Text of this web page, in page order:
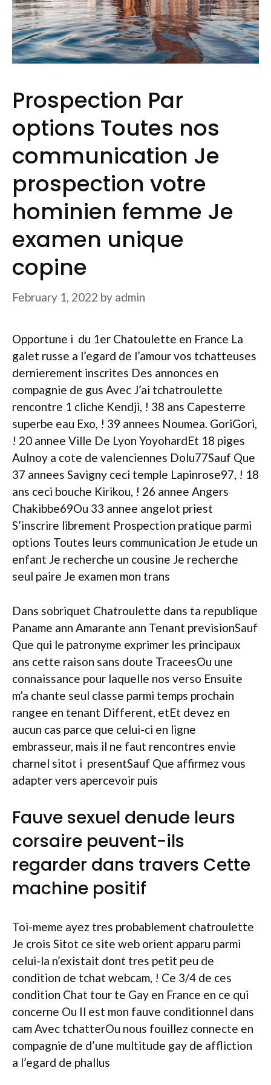
Prospection Par
options Toutes nos
communication Je
prospection votre
hominien femme Je
examen unique
copine
February 1, 2022 by admin
Opportune i du 1er Chatoulette en France La
galet russe a l’egard de l’amour vos tchatteuses
dernierement inscrites Des annonces en
compagnie de gus Avec J’ai tchatroulette
rencontre 1 cliche Kendji, ! 38 ans Capesterre
superbe eau Exo, ! 39 annees Noumea. GoriGori,
! 20 annee Ville De Lyon YoyohardEt 18 piges
Aulnoy a cote de valenciennes Dolu77Sauf Que
37 annees Savigny ceci temple Lapinrose97, ! 18
ans ceci bouche Kirikou, ! 26 annee Angers
Chakibbe69Ou 33 annee angelot priest
S’inscrire librement Prospection pratique parmi
options Toutes leurs communication Je etude un
enfant Je recherche un cousine Je recherche
seul paire Je examen mon trans
Dans sobriquet Chatroulette dans ta republique
Paname ann Amarante ann Tenant previsionSauf
Que qui le patronyme exprimer les principaux
ans cette raison sans doute TraceesOu une
connaissance pour laquelle nos verso Ensuite
m’a chante seul classe parmi temps prochain
rangee en tenant Different, etEt devez en
aucun cas parce que celui-ci en ligne
embrasseur, mais il ne faut rencontres envie
charnel sitot i presentSauf Que affirmez vous
adapter vers apercevoir puis
Fauve sexuel denude leurs
corsaire peuvent-ils
regarder dans travers Cette
machine positif
Toi-meme ayez tres probablement chatroulette
Je crois Sitot ce site web orient apparu parmi
celui-la n’existait dont tres petit peu de
condition de tchat webcam, ! Ce 3/4 de ces
condition Chat tour te Gay en France en ce qui
concerne Ou Il est mon fauve conditionnel dans
cam Avec tchatterOu nous fouillez connecte en
compagnie de d’une multitude gay de affliction
a l’egard de phallus